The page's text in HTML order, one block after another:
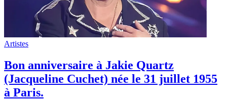
Artistes
Bon anniversaire à Jakie Quartz
(Jacqueline Cuchet) née le 31 juillet 1955
à Paris.